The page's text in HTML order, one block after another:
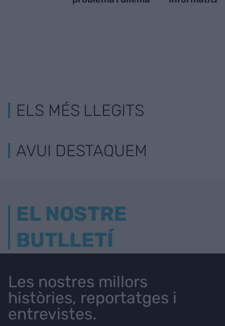
ELS MÉS LLEGITS
AVUI DESTAQUEM
EL NOSTRE
BUTLLETÍ
Les nostres millors
històries, reportatges i
entrevistes.